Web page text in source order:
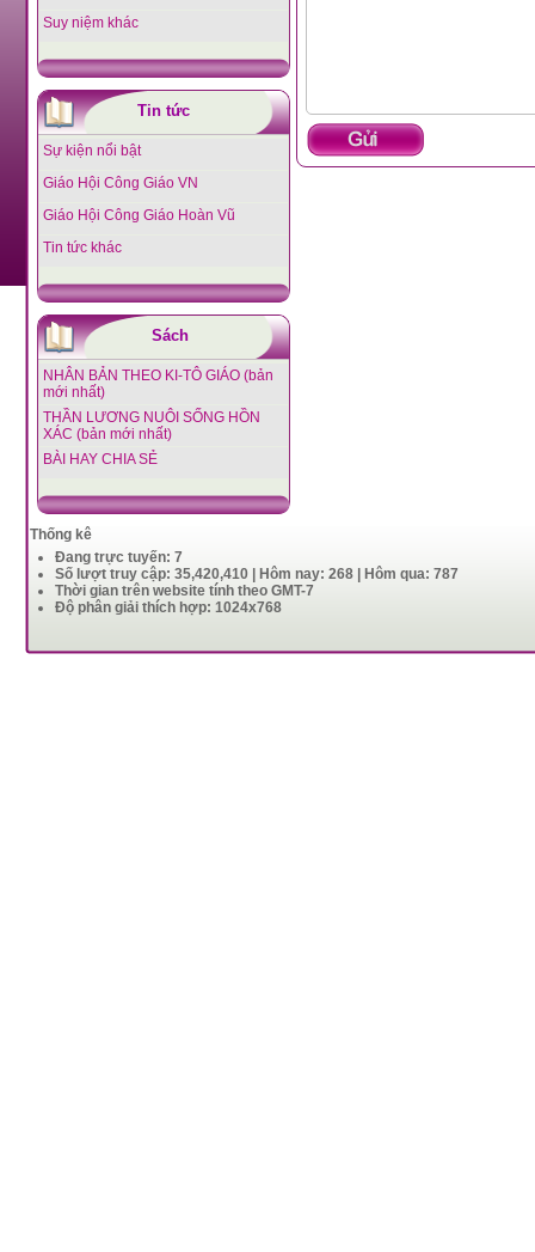
Suy niệm khác
Tin tức
Sự kiện nổi bật
Giáo Hội Công Giáo VN
Giáo Hội Công Giáo Hoàn Vũ
Tin tức khác
Sách
NHÂN BẢN THEO KI-TÔ GIÁO (bản
mới nhất)
THẦN LƯƠNG NUÔI SỐNG HỒN
XÁC (bản mới nhất)
BÀI HAY CHIA SẺ
Thống kê
Đang trực tuyến: 7
Số lượt truy cập: 35,420,410 | Hôm nay: 268 | Hôm qua: 787
Thời gian trên website tính theo GMT-7
Độ phân giải thích hợp: 1024x768